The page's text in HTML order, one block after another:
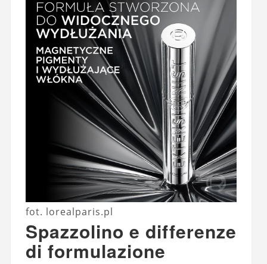
fot. lorealparis.pl
Spazzolino e differenze
di formulazione